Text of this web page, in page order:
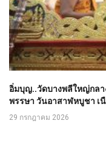
อิ่มบุญ..วัดบางพลีใหญ่กล
พรรษา วันอาสาฬหบูชา เ
29 กรกฎาคม 2026